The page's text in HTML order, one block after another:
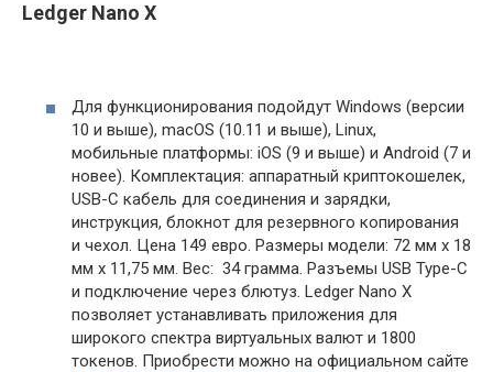
Ledger Nano X
Для функционирования подойдут Windows (версии
10 и выше), macOS (10.11 и выше), Linux,
мобильные платформы: iOS (9 и выше) и Android (7 и
новее). Комплектация: аппаратный криптокошелек,
USB-C кабель для соединения и зарядки,
инструкция, блокнот для резервного копирования
и чехол. Цена 149 евро. Размеры модели: 72 мм x 18
мм x 11,75 мм. Вес: 34 грамма. Разъемы USB Type-C
и подключение через блютуз. Ledger Nano X
позволяет устанавливать приложения для
широкого спектра виртуальных валют и 1800
токенов. Приобрести можно на официальном сайте